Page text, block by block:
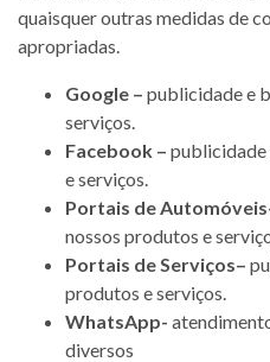
quaisquer outras medidas de
apropriadas.
Google – publicidade e
serviços.
Facebook – publicidade
e serviços.
Portais de
nossos produtos e
Portais de Serviços–
produtos e serviços.
WhatsApp-
diversos